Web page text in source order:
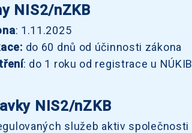
NIS2/nZKB
: 1.11.2025
do 60 dnů od účinnosti zákona
: do 1 roku od registrace u NÚKIB
NIS2/nZKB
služeb aktiv společnosti